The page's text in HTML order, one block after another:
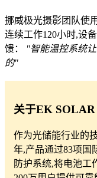
挪威极光摄影团队使
连续工作120小时,设
馈：
"智能温控系统
的"
关于EK SOLAR
作为光储能行业的
年,产品通过83项国
防护系统,将电池